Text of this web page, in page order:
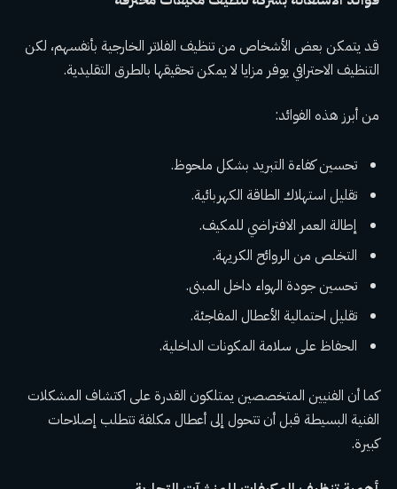
قد يتمكن بعض الأشخاص من تنظيف الفلاتر الخارجية بأنفسهم، لكن
التنظيف الاحترافي يوفر مزايا لا يمكن تحقيقها بالطرق التقليدية.
من أبرز هذه الفوائد:
تحسين كفاءة التبريد بشكل ملحوظ.
تقليل استهلاك الطاقة الكهربائية.
إطالة العمر الافتراضي للمكيف.
التخلص من الروائح الكريهة.
تحسين جودة الهواء داخل المبنى.
تقليل احتمالية الأعطال المفاجئة.
الحفاظ على سلامة المكونات الداخلية.
كما أن الفنيين المتخصصين يمتلكون القدرة على اكتشاف المشكلات
الفنية البسيطة قبل أن تتحول إلى أعطال مكلفة تتطلب إصلاحات
كبيرة.